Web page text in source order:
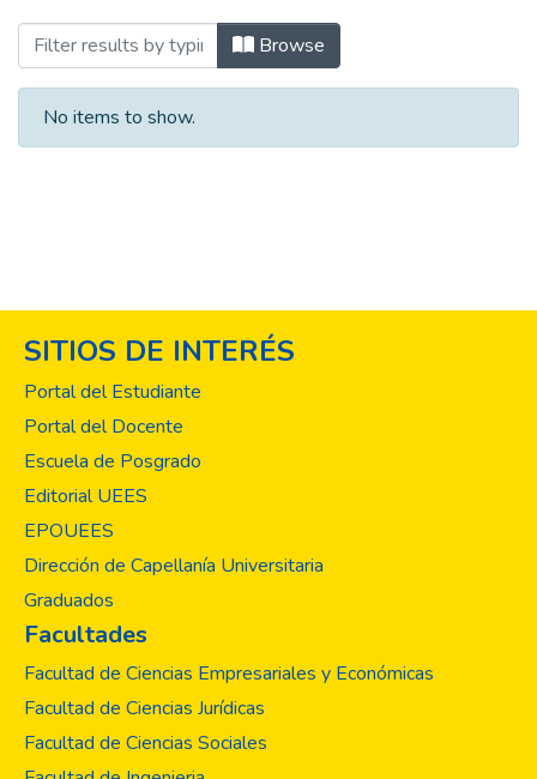
Browsing Anurio de Vinculación Social
Browse
No items to show.
SITIOS DE INTERÉS
Portal del Estudiante
Portal del Docente
Escuela de Posgrado
Editorial UEES
EPOUEES
Dirección de Capellanía Universitaria
Graduados
Facultades
Facultad de Ciencias Empresariales y Económicas
Facultad de Ciencias Jurídicas
Facultad de Ciencias Sociales